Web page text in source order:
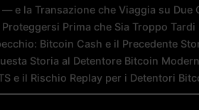
e la Transazione che Viaggia su Due
Prima che Sia Troppo Tardi
Bitcoin Cash e il Precedente
Storia al Detentore Bitcoin
e il Rischio Replay per i Detentori